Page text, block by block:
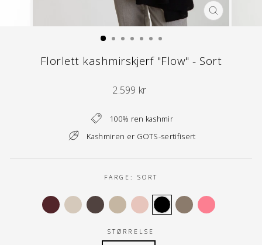
LUKK
(ESC)
Florlett kashmirskjerf "Flow" - Sort
Normal
2.599 kr
100% ren kashmir
Kashmiren er GOTS-sertifisert
FARGE: SORT
STØRRELSE